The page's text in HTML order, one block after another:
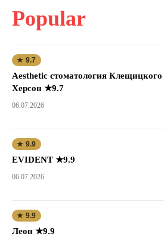
Popular
★ 9.7
Aesthetic стоматология Клещицкого
Херсон ★9.7
06.07.2026
★ 9.9
EVIDENT ★9.9
06.07.2026
★ 9.9
Леон ★9.9